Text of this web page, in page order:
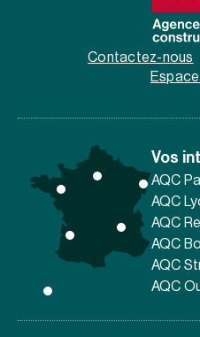
Contactez-nous
Vos
AQC
AQC
AQC
AQC
AQC
AQC